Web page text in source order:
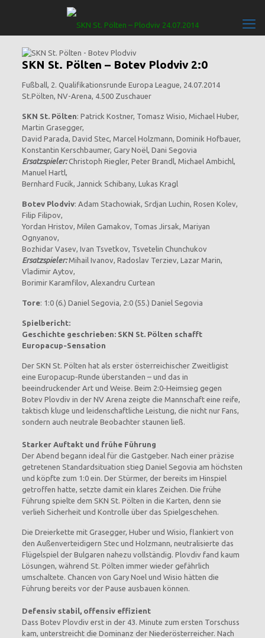
SKN St. Pölten – Botev Plodviv 2:0
Fußball, 2. Qualifikationsrunde Europa League, 24.07.2014
St.Pölten, NV-Arena, 4.500 Zuschauer
SKN St. Pölten: Patrick Kostner, Tomasz Wisio, Michael Huber,
Martin Grasegger,
David Parada, David Stec, Marcel Holzmann, Dominik Hofbauer,
Konstantin Kerschbaumer, Gary Noël, Dani Segovia
Ersatzspieler:Christoph Riegler, Peter Brandl, Michael Ambichl,
Manuel Hartl,
Bernhard Fucik, Jannick Schibany, Lukas Kragl
Botev Plodviv: Adam Stachowiak, Srdjan Luchin, Rosen Kolev,
Filip Filipov,
Yordan Hristov, Milen Gamakov, Tomas Jirsak, Mariyan
Ognyanov,
Bozhidar Vasev, Ivan Tsvetkov, Tsvetelin Chunchukov
Ersatzspieler:Mihail Ivanov, Radoslav Terziev, Lazar Marin,
Vladimir Aytov,
Borimir Karamfilov, Alexandru Curtean
Tore: 1:0 (6.) Daniel Segovia, 2:0 (55.) Daniel Segovia
Spielbericht:
Geschichte geschrieben: SKN St. Pölten schafft
Europacup‑Sensation
Der SKN St. Pölten hat als erster österreichischer Zweitligist
eine Europacup‑Runde überstanden – und das in
beeindruckender Art und Weise. Beim 2:0‑Heimsieg gegen
Botev Plovdiv in der NV Arena zeigte die Mannschaft eine reife,
taktisch kluge und leidenschaftliche Leistung, die nicht nur Fans,
sondern auch neutrale Beobachter staunen ließ.
Starker Auftakt und frühe Führung
Der Abend begann ideal für die Gastgeber. Nach einer präzise
getretenen Standardsituation stieg Daniel Segovia am höchsten
und köpfte zum 1:0 ein. Der Stürmer, der bereits im Hinspiel
getroffen hatte, setzte damit ein klares Zeichen. Die frühe
Führung spielte dem SKN St. Pölten in die Karten, denn sie
verlieh Sicherheit und Kontrolle über das Spielgeschehen.
Die Dreierkette mit Grasegger, Huber und Wisio, flankiert von
den Außenverteidigern Stec und Holzmann, neutralisierte das
Flügelspiel der Bulgaren nahezu vollständig. Plovdiv fand kaum
Lösungen, während St. Pölten immer wieder gefährlich
umschaltete. Chancen von Gary Noel und Wisio hätten die
Führung bereits vor der Pause ausbauen können.
Defensiv stabil, offensiv effizient
Dass Botev Plovdiv erst in der 43. Minute zum ersten Torschuss
kam, unterstreicht die Dominanz der Niederösterreicher. Nach